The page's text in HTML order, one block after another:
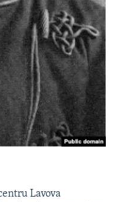
Lavova